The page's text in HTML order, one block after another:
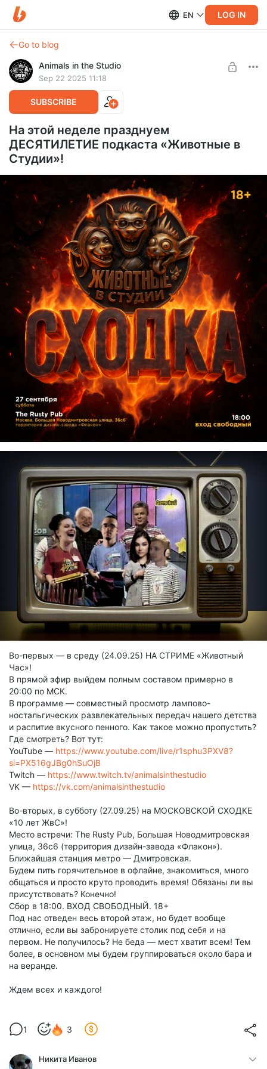
EN LOG IN
Go to blog
Animals in the Studio
Sep 22 2025 11:18
SUBSCRIBE
На этой неделе празднуем
ДЕСЯТИЛЕТИЕ подкаста «Животные в
Студии»!
Во-первых — в среду (24.09.25) НА СТРИМЕ «Животный
Час»!
В прямой эфир выйдем полным составом примерно в
20:00 по МСК.
В программе — совместный просмотр лампово-
ностальгических развлекательных передач нашего детства
и распитие вкусного пенного. Как такое можно пропустить?
Где смотреть? Вот тут:
YouTube — https://www.youtube.com/live/r1sphu3PXV8?
si=PX516gJBg0hSuOjB
Twitch — https://www.twitch.tv/animalsinthestudio
VK — https://vk.com/animalsinthestudio
Во-вторых, в субботу (27.09.25) на МОСКОВСКОЙ СХОДКЕ
«10 лет ЖвС»!
Место встречи: The Rusty Pub, Большая Новодмитровская
улица, 36с6 (территория дизайн-завода «Флакон»).
Ближайшая станция метро — Дмитровская.
Будем пить горячительное в офлайне, знакомиться, много
общаться и просто круто проводить время! Обязаны ли вы
присутствовать? Конечно!
Сбор в 18:00. ВХОД СВОБОДНЫЙ. 18+
Под нас отведен весь второй этаж, но будет вообще
отлично, если вы забронируете столик под себя и на
первом. Не получилось? Не беда — мест хватит всем! Тем
более, в основном мы будем группироваться около бара и
на веранде.
Ждем всех и каждого!
1 3
Никита Иванов